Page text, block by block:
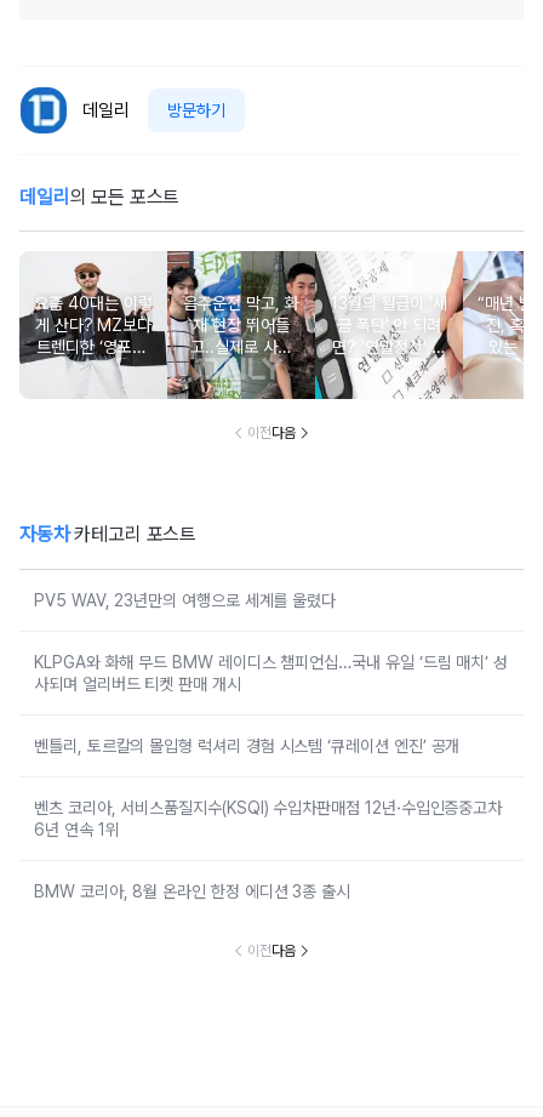
데일리 방문하기
데일리 의 모든 포스트
요즘 40대는 이렇
게 산다? MZ보다
트렌디한 ‘영포티’
분석
음주운전 막고, 화
재 현장 뛰어들
고..실제로 사람
구한 연예인 10
13월의 월급이 '세
금 폭탄' 안 되려
면? '연말정산' 핵
심 꿀팁 A to Z
“매년 받
진, 혹시
있는 건
요?”
이전다음
자동차카테고리 포스트
PV5 WAV, 23년만의 여행으로 세계를 울렸다
KLPGA와 화해 무드 BMW 레이디스 챔피언십…국내 유일 ‘드림 매치’ 성
사되며 얼리버드 티켓 판매 개시
벤틀리, 토르칼의 몰입형 럭셔리 경험 시스템 ‘큐레이션 엔진’ 공개
벤츠 코리아, 서비스품질지수(KSQI) 수입차판매점 12년·수입인증중고차
6년 연속 1위
BMW 코리아, 8월 온라인 한정 에디션 3종 출시
이전다음